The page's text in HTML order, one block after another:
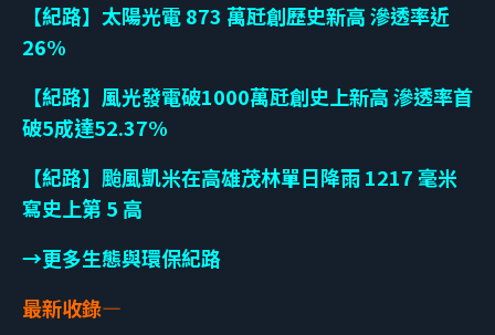
【紀路】太陽光電 873 萬瓩創歷史新高 滲透率近
26%
【紀路】風光發電破1000萬瓩創史上新高 滲透率首
破5成達52.37%
【紀路】颱風凱米在高雄茂林單日降雨 1217 毫米
寫史上第 5 高
→更多生態與環保紀路
最新收錄—